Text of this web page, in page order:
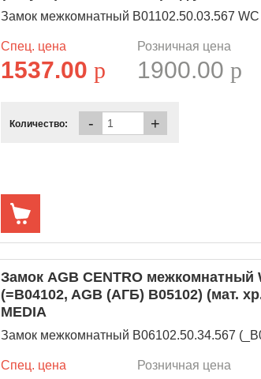
Замок межкомнатный B01102.50.03.567 WC
Спец. цена
1537.00p
Розничная цена
1900.00p
Количество: - +
Замок AGB CENTRO межкомнатный
(=B04102, AGB (АГБ) B05102) (мат.
MEDIA
Замок межкомнатный B06102.50.34.567
Спец. цена Розничная цена